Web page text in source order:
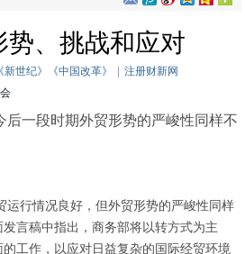
、挑战和应对
新世纪》《中国改革》
注册财新网
一段时期外贸形势的严峻性同样不
运行情况良好，但外贸形势的严峻性同样
言稿中指出，商务部将以转方式为主
工作，以应对日益复杂的国际经贸环境